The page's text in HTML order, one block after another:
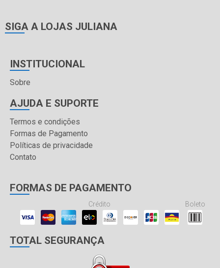
SIGA A LOJAS JULIANA
INSTITUCIONAL
Sobre
AJUDA E SUPORTE
Termos e condições
Formas de Pagamento
Políticas de privacidade
Contato
FORMAS DE PAGAMENTO
Crédito Boleto
TOTAL SEGURANÇA